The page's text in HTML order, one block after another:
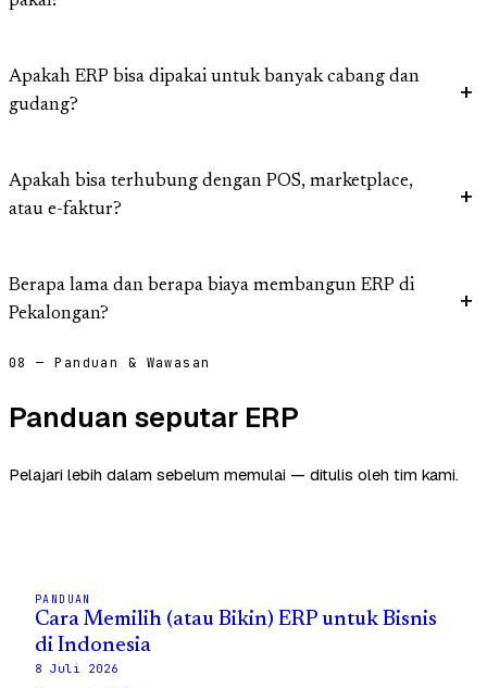
Apakah ERP bisa dipakai untuk banyak cabang dan
gudang?
Apakah bisa terhubung dengan POS, marketplace,
atau e-faktur?
Berapa lama dan berapa biaya membangun ERP di
Pekalongan?
08 — Panduan & Wawasan
Panduan seputar ERP
Pelajari lebih dalam sebelum memulai — ditulis oleh tim kami.
PANDUAN
Cara Memilih (atau Bikin) ERP untuk Bisnis
di Indonesia
8 Juli 2026